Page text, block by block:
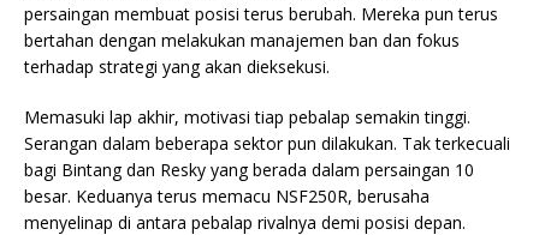
persaingan membuat posisi terus berubah. Mereka pun terus
bertahan dengan melakukan manajemen ban dan fokus
terhadap strategi yang akan dieksekusi.
Memasuki lap akhir, motivasi tiap pebalap semakin tinggi.
Serangan dalam beberapa sektor pun dilakukan. Tak terkecuali
bagi Bintang dan Resky yang berada dalam persaingan 10
besar. Keduanya terus memacu NSF250R, berusaha
menyelinap di antara pebalap rivalnya demi posisi depan.